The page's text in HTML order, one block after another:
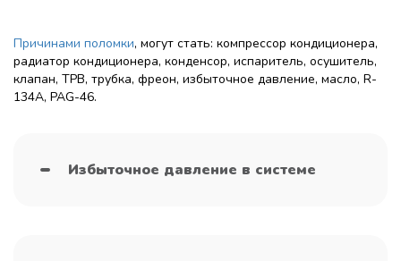
Причинами поломки, могут стать: компрессор кондиционера,
радиатор кондиционера, конденсор, испаритель, осушитель,
клапан, ТРВ, трубка, фреон, избыточное давление, масло, R-
134A, PAG-46.
Избыточное давление в системе